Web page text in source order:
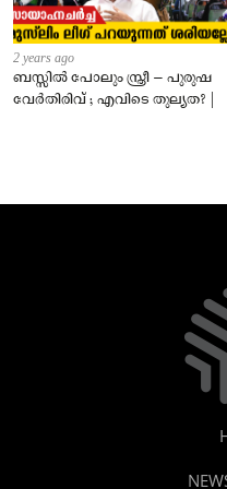
2 years ago
ബസ്സിൽ പോലും സ്ത്രീ – പുരുഷ
വേർതിരിവ് ; എവിടെ തുല്യത? |